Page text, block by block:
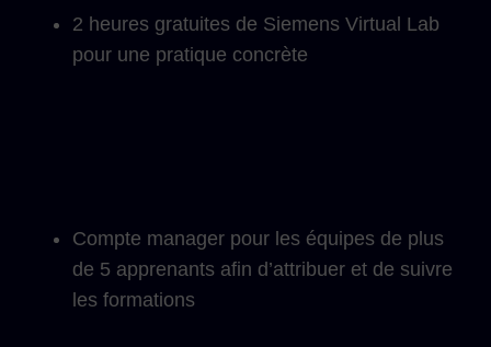
2 heures gratuites de Siemens Virtual Lab
pour une pratique concrète
Compte manager pour les équipes de plus
de 5 apprenants afin d’attribuer et de suivre
les formations